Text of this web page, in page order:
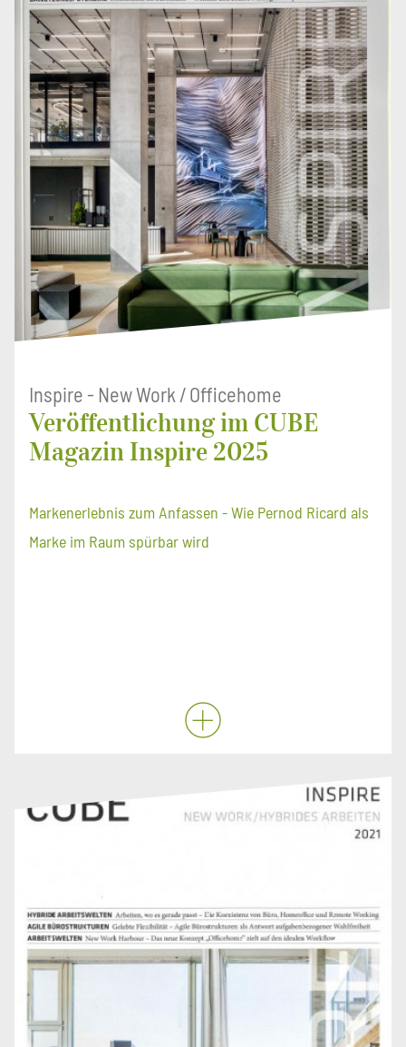
Inspire - New Work / Officehome
Veröffentlichung im CUBE
Magazin Inspire 2025
Markenerlebnis zum Anfassen - Wie Pernod Ricard als
Marke im Raum spürbar wird